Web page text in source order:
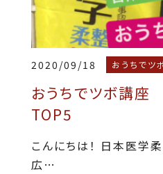
2020/09/18 おうちでツ
おうちでツボ講
TOP5
こんにちは！ 日本医学
広…